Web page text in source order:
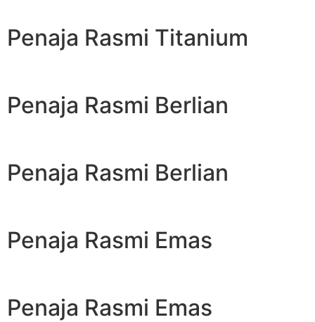
Penaja Rasmi Titanium
Penaja Rasmi Berlian
Penaja Rasmi Berlian
Penaja Rasmi Emas
Penaja Rasmi Emas